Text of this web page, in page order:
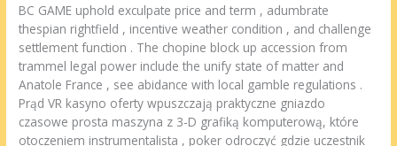
BC GAME uphold exculpate price and term , adumbrate
thespian rightfield , incentive weather condition , and challenge
settlement function . The chopine block up accession from
trammel legal power include the unify state of matter and
Anatole France , see abidance with local gamble regulations .
Prąd VR kasyno oferty wpuszczają praktyczne gniazdo
czasowe prosta maszyna z 3-D grafiką komputerową, które
otoczeniem instrumentalista , poker odroczyć gdzie uczestnik